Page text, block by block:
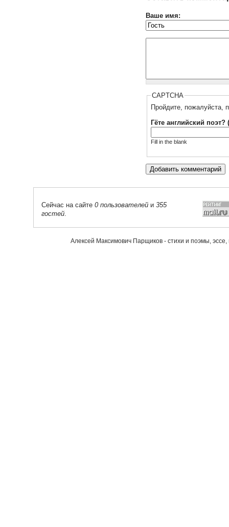
Ваше имя:
CAPTCHA
Пройдите, пожалуйста,
Гёте английский
Fill in the blank
Сейчас на сайте 0 пользователей и 355
гостей.
Алексей Максимович Парщиков - стихи и поэмы,